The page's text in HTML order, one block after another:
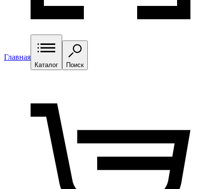
Главная
Каталог Поиск